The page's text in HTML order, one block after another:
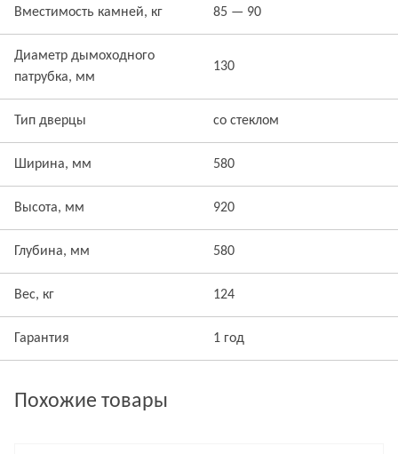
Вместимость камней, кг 85 — 90
Диаметр дымоходного
патрубка, мм
130
Тип дверцы со стеклом
Ширина, мм 580
Высота, мм 920
Глубина, мм 580
Вес, кг 124
Гарантия 1 год
Похожие товары